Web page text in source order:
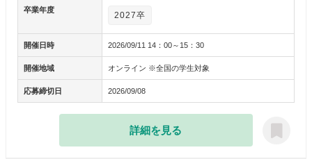
卒業年度
2027卒
開催日時 2026/09/11 14：00～15：30
開催地域 オンライン ※全国の学生対象
応募締切日 2026/09/08
詳細を見る